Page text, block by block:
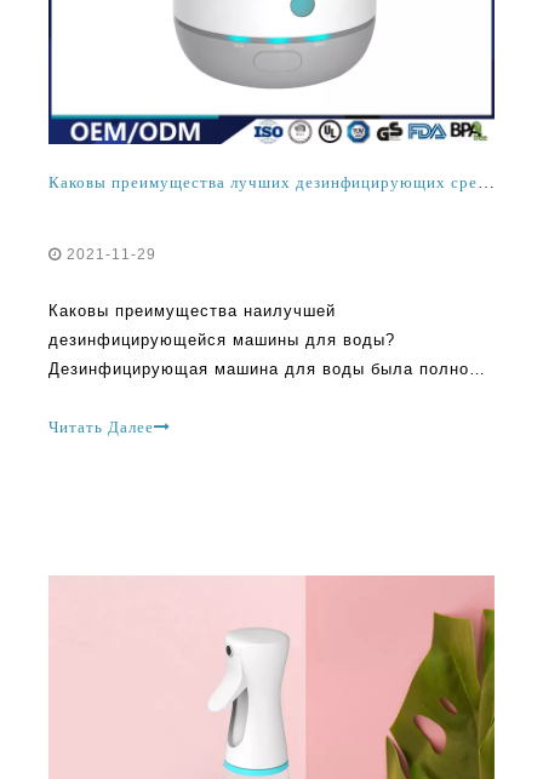
Каковы преимущества лучших дезинфицирующих средств воды?
2021-11-29
Каковы преимущества наилучшей
дезинфицирующейся машины для воды?
Дезинфицирующая машина для воды была полной
прорывная технология продолжает добавлять
Читать Далее